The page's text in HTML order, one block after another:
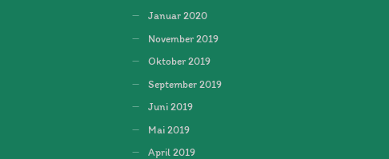
Januar 2020
November 2019
Oktober 2019
September 2019
Juni 2019
Mai 2019
April 2019